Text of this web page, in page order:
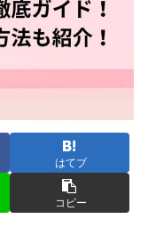
はてブ
コピー